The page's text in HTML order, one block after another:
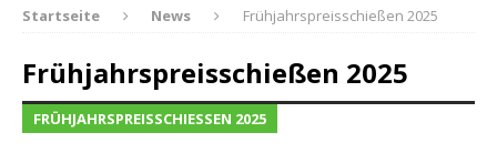
Startseite News Frühjahrspreisschießen 2025
Frühjahrspreisschießen 2025
FRÜHJAHRSPREISSCHIESSEN 2025